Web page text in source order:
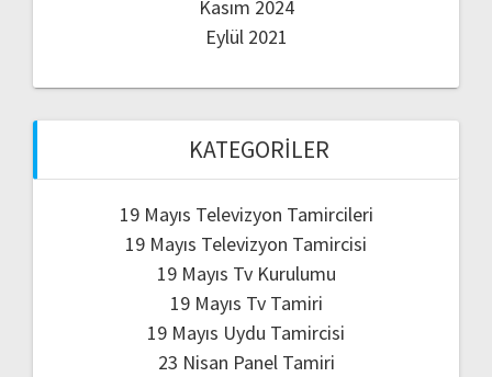
Kasım 2024
Eylül 2021
KATEGORILER
19 Mayıs Televizyon Tamircileri
19 Mayıs Televizyon Tamircisi
19 Mayıs Tv Kurulumu
19 Mayıs Tv Tamiri
19 Mayıs Uydu Tamircisi
23 Nisan Panel Tamiri